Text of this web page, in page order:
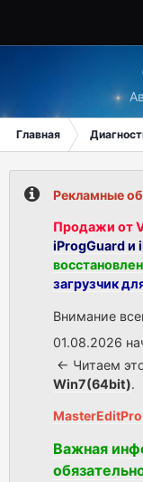
Главная
Рекламные
Продажи от
iProgGuard и
загрузчик
Внимание
01.08.2026
<- Читаем
Win7(64bit).
Важная